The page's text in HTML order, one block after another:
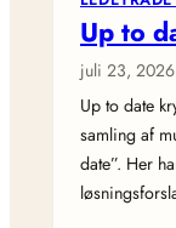
Up to
juli 23, 2026
Up to date
samling af
date”. Her